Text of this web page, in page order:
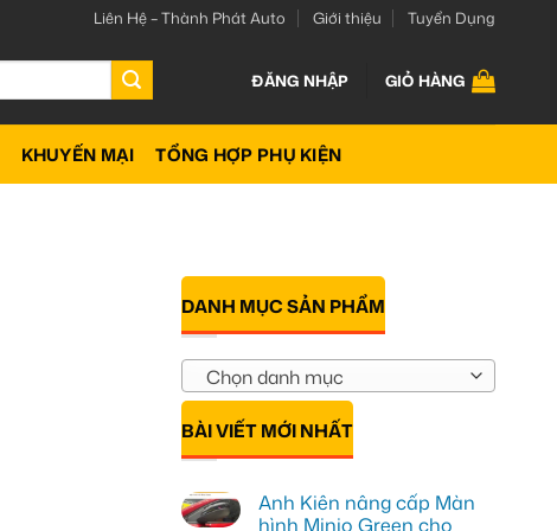
Liên Hệ – Thành Phát Auto Giới thiệu Tuyển Dụng
ĐĂNG NHẬP GIỎ HÀNG
KHUYẾN MẠI TỔNG HỢP PHỤ KIỆN
DANH MỤC SẢN PHẨM
Chọn danh mục
BÀI VIẾT MỚI NHẤT
Anh Kiên nâng cấp Màn
hình Minio Green cho